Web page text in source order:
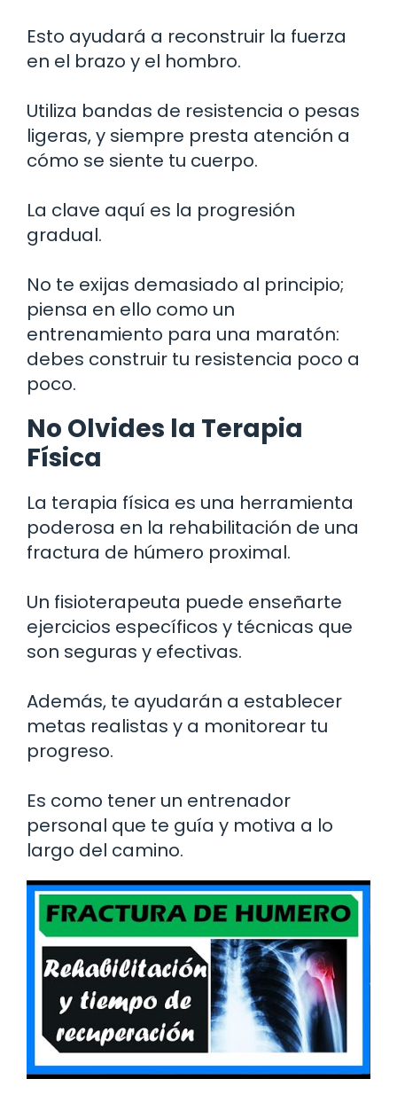
Esto ayudará a reconstruir la fuerza
en el brazo y el hombro.
Utiliza bandas de resistencia o pesas
ligeras, y siempre presta atención a
cómo se siente tu cuerpo.
La clave aquí es la progresión
gradual.
No te exijas demasiado al principio;
piensa en ello como un
entrenamiento para una maratón:
debes construir tu resistencia poco a
poco.
No Olvides la Terapia
Física
La terapia física es una herramienta
poderosa en la rehabilitación de una
fractura de húmero proximal.
Un fisioterapeuta puede enseñarte
ejercicios específicos y técnicas que
son seguras y efectivas.
Además, te ayudarán a establecer
metas realistas y a monitorear tu
progreso.
Es como tener un entrenador
personal que te guía y motiva a lo
largo del camino.